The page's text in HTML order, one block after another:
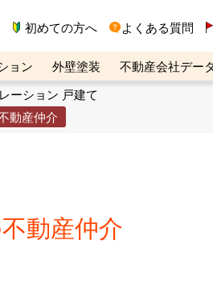
初めての方へ よくある質問
ョン 外壁塗装
不動産会社デー
却ご相談デスク
ーション 戸建て
動産仲介
動産仲介